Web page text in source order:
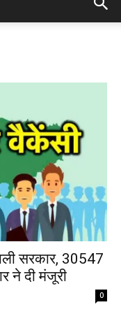
सरकार, 30547
ने दी मंजूरी
0